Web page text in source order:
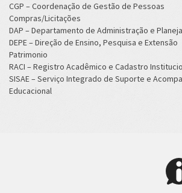
CGP – Coordenação de Gestão de Pessoas
Compras/Licitações
DAP – Departamento de Administração e
DEPE – Direção de Ensino, Pesquisa e Extensão
Patrimonio
RACI – Registro Acadêmico e Cadastro
SISAE – Serviço Integrado de Suporte e
Educacional